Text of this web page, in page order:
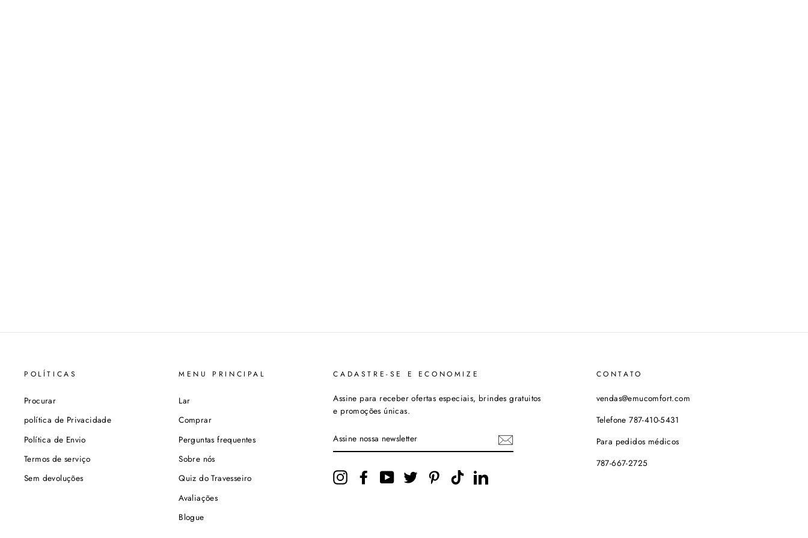
POLÍTICAS
Procurar
política de Privacidade
Política de Envio
Termos de serviço
Sem devoluções
MENU PRINCIPAL
Lar
Comprar
Perguntas frequentes
Sobre nós
Quiz do Travesseiro
Avaliações
Blogue
CADASTRE-SE E ECONOMIZE
Assine para receber ofertas especiais, brindes gratuitos
e promoções únicas.
NOSSA
NEWSLETTER
InstagramFacebookYouTube Twitter Pinterest TikTok
CONTATO
vendas@emucomfort.com
Telefone 787-410-5431
Para pedidos médicos
787-667-2725